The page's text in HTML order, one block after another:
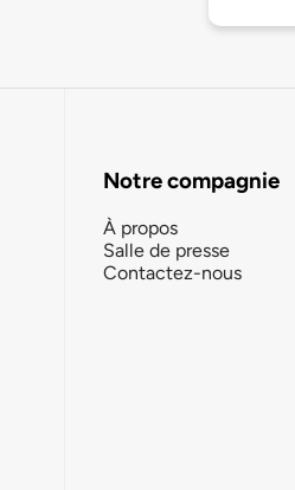
Notre compagnie
À propos
Salle de presse
Contactez-nous